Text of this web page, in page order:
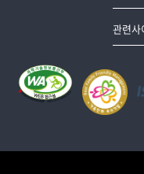
관련사